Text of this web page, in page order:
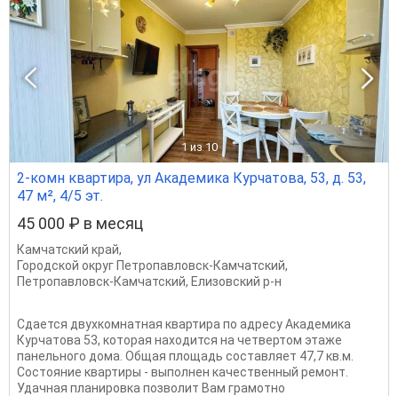
1 из 10
2-комн квартира, ул Академика Курчатова, 53, д. 53,
47 м², 4/5 эт.
45 000 ₽ в месяц
Камчатский край,
Городской округ Петропавловск-Камчатский,
Петропавловск-Камчатский, Елизовский р-н
Сдается двухкомнатная квартира по адресу Академика
Курчатова 53, которая находится на четвертом этаже
панельного дома. Общая площадь составляет 47,7 кв.м.
Состояние квартиры - выполнен качественный ремонт.
Удачная планировка позволит Вам грамотно